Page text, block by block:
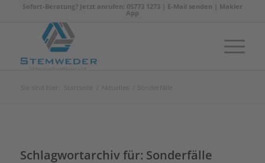
Sofort-Beratung? Jetzt anrufen: 05773 1273 | E-Mail senden Makler
App
Sie sind hier: Startseite Aktuelles Sonderfälle
Schlagwortarchiv für: Sonderfälle